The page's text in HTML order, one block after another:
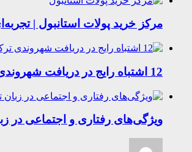
مرکز خرید پولات استانبول |
12 اشتباه رایج در دریافت شهروندی ترکیه از طریق خرید ملک
ویژگی‌های رفتاری و اجتماعی در